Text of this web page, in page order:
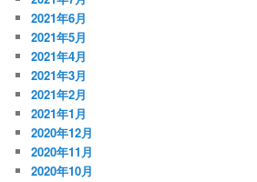
2021年6月
2021年5月
2021年4月
2021年3月
2021年2月
2021年1月
2020年12月
2020年11月
2020年10月